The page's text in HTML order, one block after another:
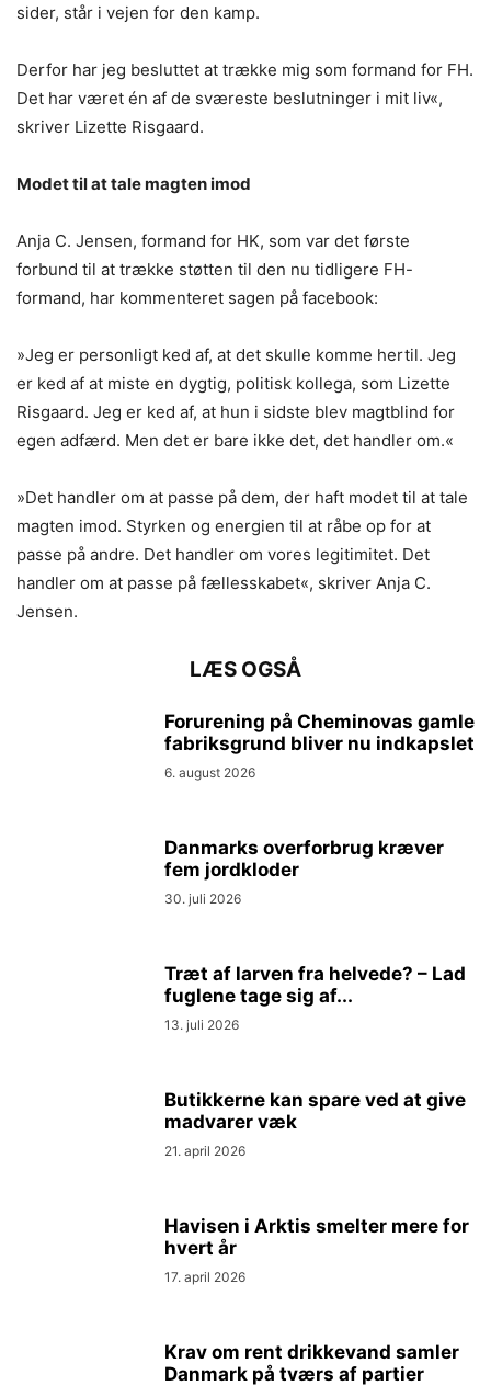
sider, står i vejen for den kamp.
Derfor har jeg besluttet at trække mig som formand for FH.
Det har været én af de sværeste beslutninger i mit liv«,
skriver Lizette Risgaard.
Modet til at tale magten imod
Anja C. Jensen, formand for HK, som var det første
forbund til at trække støtten til den nu tidligere FH-
formand, har kommenteret sagen på facebook:
»Jeg er personligt ked af, at det skulle komme hertil. Jeg
er ked af at miste en dygtig, politisk kollega, som Lizette
Risgaard. Jeg er ked af, at hun i sidste blev magtblind for
egen adfærd. Men det er bare ikke det, det handler om.«
»Det handler om at passe på dem, der haft modet til at tale
magten imod. Styrken og energien til at råbe op for at
passe på andre. Det handler om vores legitimitet. Det
handler om at passe på fællesskabet«, skriver Anja C.
Jensen.
LÆS OGSÅ
Forurening på Cheminovas gamle
fabriksgrund bliver nu indkapslet
6. august 2026
Danmarks overforbrug kræver
fem jordkloder
30. juli 2026
Træt af larven fra helvede? – Lad
fuglene tage sig af...
13. juli 2026
Butikkerne kan spare ved at give
madvarer væk
21. april 2026
Havisen i Arktis smelter mere for
hvert år
17. april 2026
Krav om rent drikkevand samler
Danmark på tværs af partier